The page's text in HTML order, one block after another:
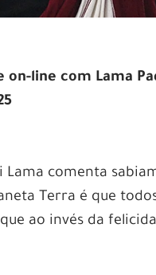
on-line com Lama
Lama comenta
Terra é que
ao invés da